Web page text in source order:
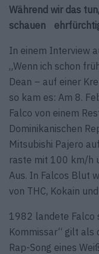
Während wir das
schauen
In einem Interview
„Wenn ich schon
Dean – auf einer
so kam es: Am 8.
Falco von einem
Dominikanischen
Mitsubishi Pajero
raste mit 100 km/h
Aus. In Falcos Blut
von THC, Kokain
1982 landete Falco
Kommissar“ gilt
Rap-Song eines